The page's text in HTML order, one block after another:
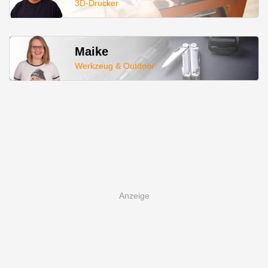
3D-Drucker
Maike
Werkzeug & Outdoor